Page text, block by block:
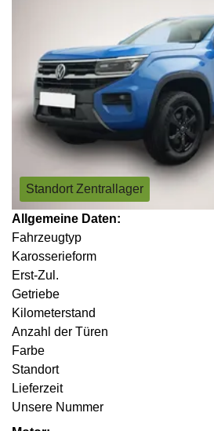
Standort Zentrallager
Allgemeine Daten:
Fahrzeugtyp
Karosserieform
Erst-Zul.
Getriebe
Kilometerstand
Anzahl der Türen
Farbe
Standort
Lieferzeit
Unsere Nummer